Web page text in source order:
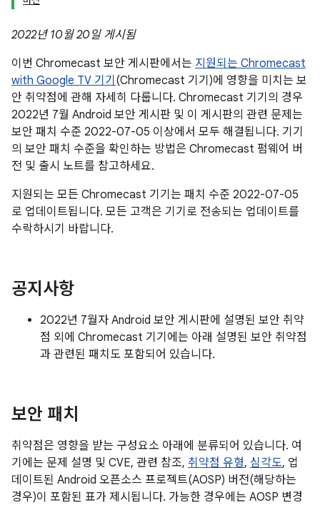
2022년 10월 20일 게시됨
이번 Chromecast 보안 게시판에서는 지원되는 Chromecast
with Google TV 기기 (Chromecast 기기)에 영향을 미치는 보
안 취약점에 관해 자세히 다룹니다. Chromecast 기기의 경우
2022년 7월 Android 보안 게시판 및 이 게시판의 관련 문제는
보안 패치 수준 2022-07-05 이상에서 모두 해결됩니다. 기기
의 보안 패치 수준을 확인하는 방법은 Chromecast 펌웨어 버
전 및 출시 노트를 참고하세요.
지원되는 모든 Chromecast 기기는 패치 수준 2022-07-05
로 업데이트됩니다. 모든 고객은 기기로 전송되는 업데이트를
수락하시기 바랍니다.
공지사항
2022년 7월자 Android 보안 게시판에 설명된 보안 취약
점 외에 Chromecast 기기에는 아래 설명된 보안 취약점
과 관련된 패치도 포함되어 있습니다.
보안 패치
취약점은 영향을 받는 구성요소 아래에 분류되어 있습니다. 여
기에는 문제 설명 및 CVE, 관련 참조, 취약점 유형, 심각도, 업
데이트된 Android 오픈소스 프로젝트(AOSP) 버전(해당하는
경우)이 포함된 표가 제시됩니다. 가능한 경우에는 AOSP 변경